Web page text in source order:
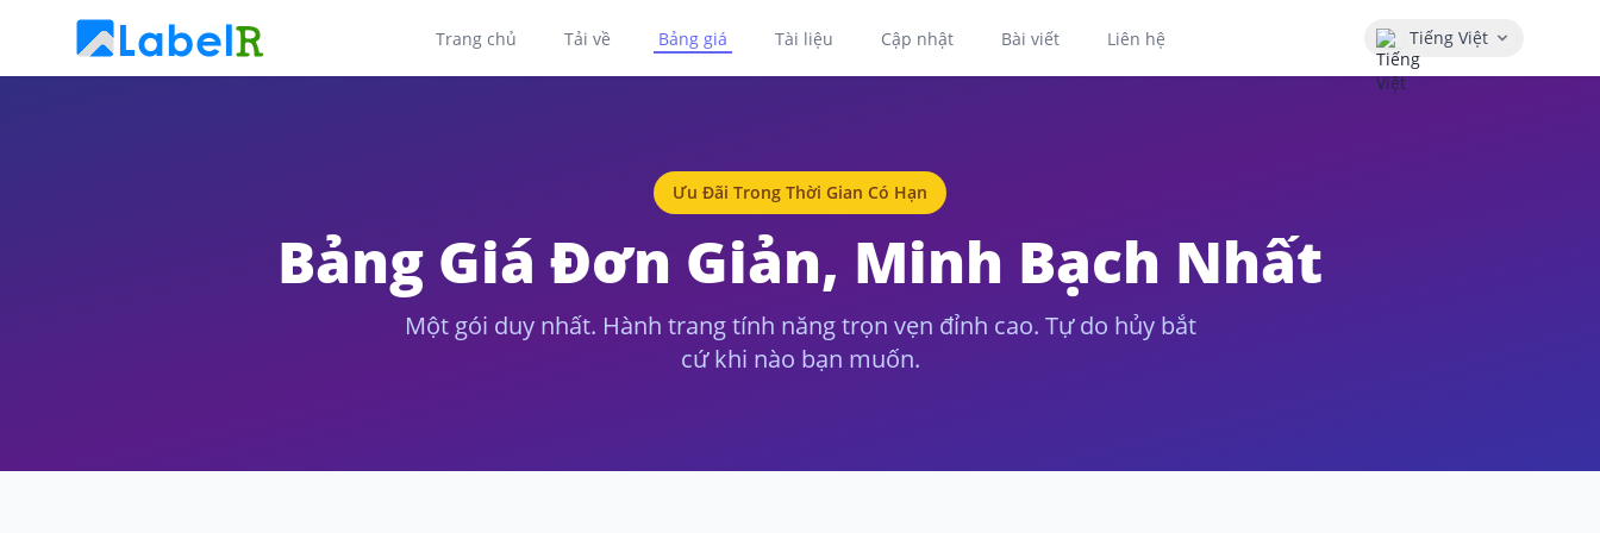
Trang chủ Tải về Bảng giá Tài liệu Cập nhật Bài viết Liên hệ Tiếng Việt
Ưu Đãi Trong Thời Gian Có Hạn
Bảng Giá Đơn Giản, Minh Bạch Nhất
Một gói duy nhất. Hành trang tính năng trọn vẹn đỉnh cao. Tự do hủy bắt
cứ khi nào bạn muốn.